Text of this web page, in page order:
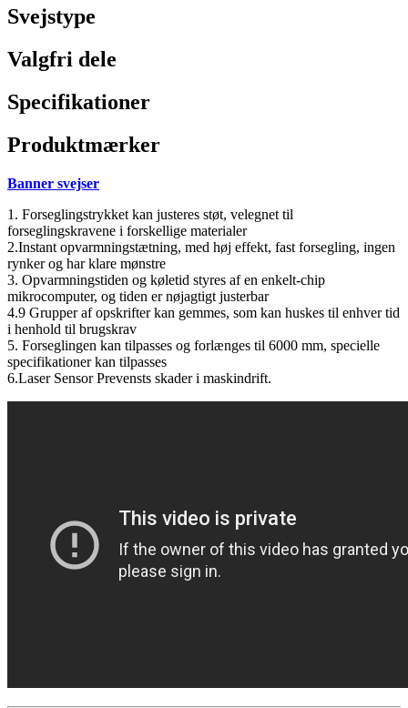
Svejstype
Valgfri dele
Specifikationer
Produktmærker
Banner svejser
1. Forseglingstrykket kan justeres støt, velegnet til
forseglingskravene i forskellige materialer
2.Instant opvarmningstætning, med høj effekt, fast forsegling, ingen
rynker og har klare mønstre
3. Opvarmningstiden og køletid styres af en enkelt-chip
mikrocomputer, og tiden er nøjagtigt justerbar
4.9 Grupper af opskrifter kan gemmes, som kan huskes til enhver tid
i henhold til brugskrav
5. Forseglingen kan tilpasses og forlænges til 6000 mm, specielle
specifikationer kan tilpasses
6.Laser Sensor Prevensts skader i maskindrift.